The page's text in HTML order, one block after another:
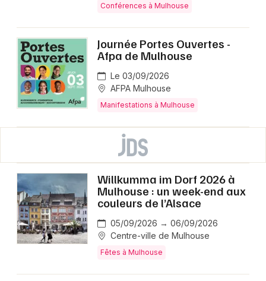
Conférences à Mulhouse
Journée Portes Ouvertes -
Afpa de Mulhouse
Le 03/09/2026
AFPA Mulhouse
Manifestations à Mulhouse
Willkumma im Dorf 2026 à
Mulhouse : un week-end aux
couleurs de l’Alsace
05/09/2026 → 06/09/2026
Centre-ville de Mulhouse
Fêtes à Mulhouse